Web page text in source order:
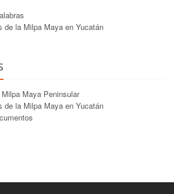
la Milpa Maya en Yucatán
Maya Peninsular
la Milpa Maya en Yucatán